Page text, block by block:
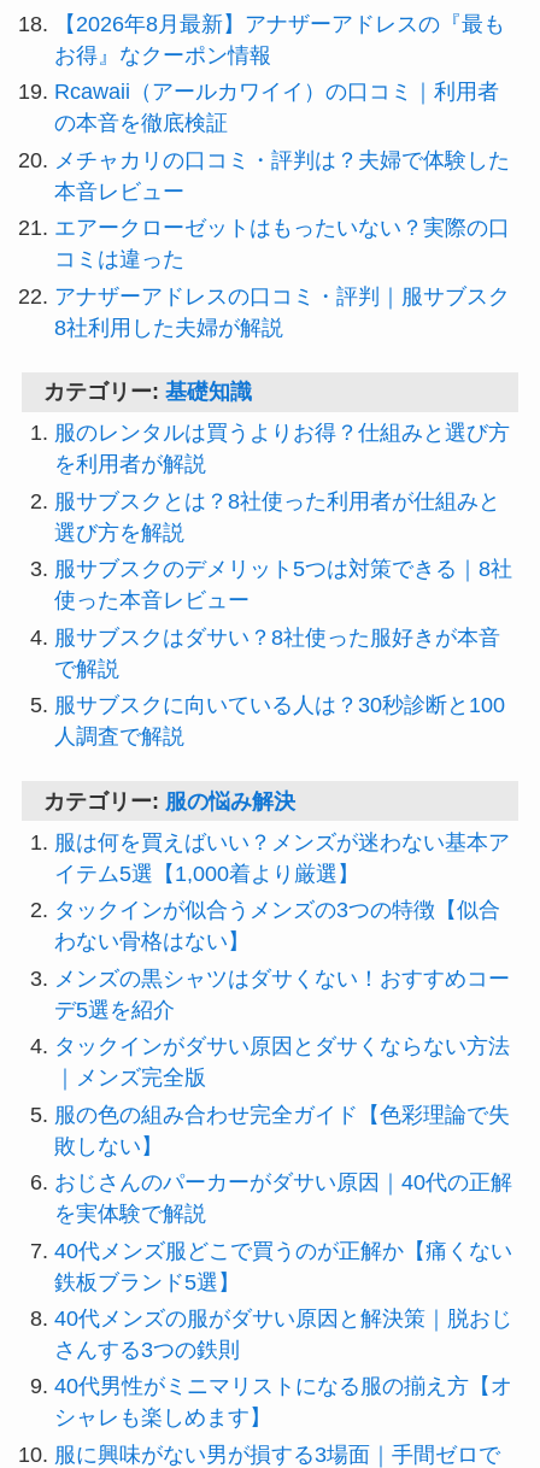
【2026年8月最新】アナザーアドレスの『最も
お得』なクーポン情報
Rcawaii（アールカワイイ）の口コミ｜利用者
の本音を徹底検証
メチャカリの口コミ・評判は？夫婦で体験した
本音レビュー
エアークローゼットはもったいない？実際の口
コミは違った
アナザーアドレスの口コミ・評判｜服サブスク
8社利用した夫婦が解説
カテゴリー: 基礎知識
服のレンタルは買うよりお得？仕組みと選び方
を利用者が解説
服サブスクとは？8社使った利用者が仕組みと
選び方を解説
服サブスクのデメリット5つは対策できる｜8社
使った本音レビュー
服サブスクはダサい？8社使った服好きが本音
で解説
服サブスクに向いている人は？30秒診断と100
人調査で解説
カテゴリー: 服の悩み解決
服は何を買えばいい？メンズが迷わない基本ア
イテム5選【1,000着より厳選】
タックインが似合うメンズの3つの特徴【似合
わない骨格はない】
メンズの黒シャツはダサくない！おすすめコー
デ5選を紹介
タックインがダサい原因とダサくならない方法
｜メンズ完全版
服の色の組み合わせ完全ガイド【色彩理論で失
敗しない】
おじさんのパーカーがダサい原因｜40代の正解
を実体験で解説
40代メンズ服どこで買うのが正解か【痛くない
鉄板ブランド5選】
40代メンズの服がダサい原因と解決策｜脱おじ
さんする3つの鉄則
40代男性がミニマリストになる服の揃え方【オ
シャレも楽しめます】
服に興味がない男が損する3場面｜手間ゼロで